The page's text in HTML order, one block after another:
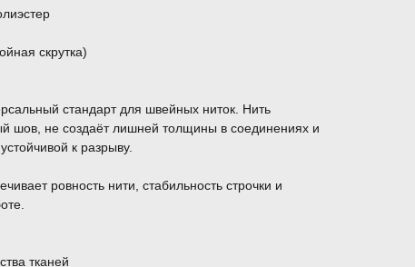
скрутка)
стандарт для швейных ниток. Нить
шов, не создаёт лишней толщины в соединениях и
к разрыву.
ровность нити, стабильность строчки и
тканей